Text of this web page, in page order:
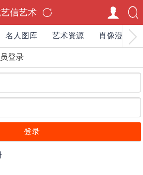
信艺术
名人图库 艺术资源 肖像漫画家
登录